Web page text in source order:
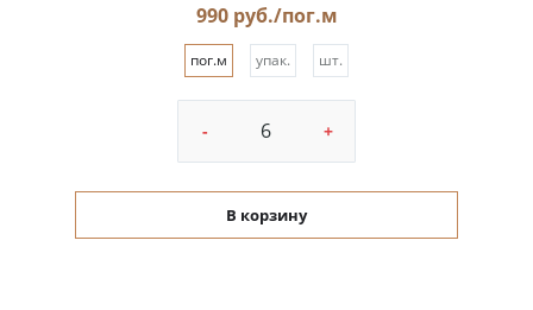
990 руб./пог.м
пог.м упак. шт.
- +
В корзину